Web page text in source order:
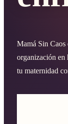
Mamá Sin Caos
organización en
tu maternidad